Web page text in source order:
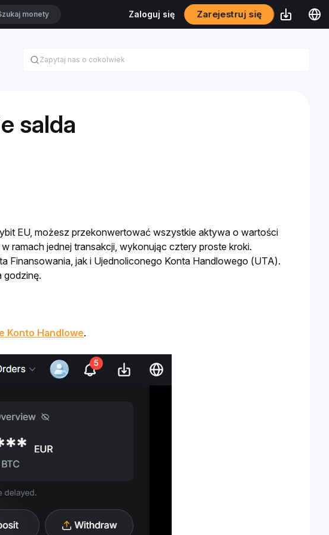
Zaloguj się Zarejestruj się
salda
EU, możesz przekonwertować wszystkie aktywa o wartości
ramach jednej transakcji, wykonując cztery proste kroki.
Finansowania, jak i Ujednoliconego Konta Handlowego (UTA).
godzinę.
Konto Handlowe.